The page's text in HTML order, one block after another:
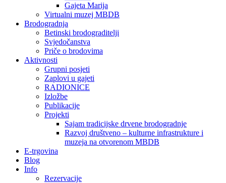
Gajeta Marija
Virtualni muzej MBDB
Brodogradnja
Betinski brodograditelji
Svjedočanstva
Priče o brodovima
Aktivnosti
Grupni posjeti
Zaplovi u gajeti
RADIONICE
Izložbe
Publikacije
Projekti
Sajam tradicijske drvene brodogradnje
Razvoj društveno – kulturne infrastrukture i
muzeja na otvorenom MBDB
E-trgovina
Blog
Info
Rezervacije